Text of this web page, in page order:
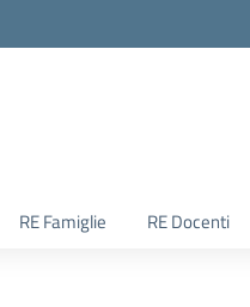
RE Famiglie RE Docenti